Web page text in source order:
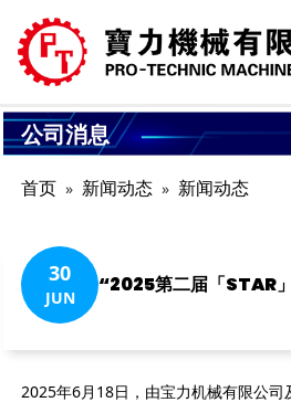
公司消息
首页 新闻动态 新闻动态
30
JUN
“2025第二届「STAR
2025年6月18日，由宝力机械有限公